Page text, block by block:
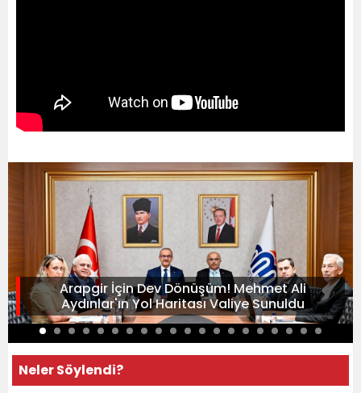
Arapgir İçin Dev Dönüşüm! Mehmet Ali
Aydınlar'ın Yol Haritası Valiye Sunuldu
Neler Söylendi?